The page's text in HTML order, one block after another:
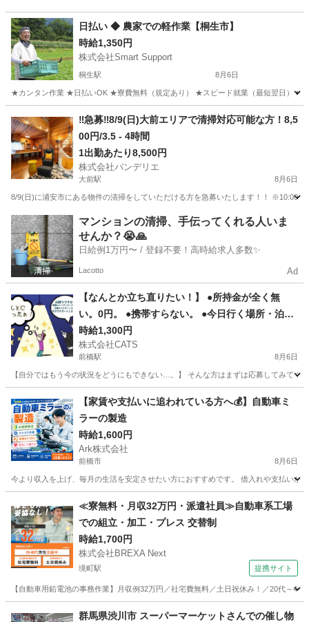
日払い ◆ 農家での軽作業【桐生市】
時給1,350円
株式会社Smart Support
桐生駅 8月6日
★カンタン作業 ★日払いOK ★寮費無料（規定あり） ★スピード就業（最短翌日） ■
桐生駅 仕分け 雑草
‼️急募‼️8/9(日)大前エリアで清掃対応可能な方！8,5
00円/3.5 - 4時間
1出勤あたり8,500円
株式会社バンデリエ
大前駅 8月6日
8/9(日)に浦安市にある物件の清掃をしていただける方を急募いたします！！
群馬 吾妻郡 大前駅 清掃 スタッフ
マンションの清掃、手伝ってくれる人いま
せんか？😭🙏
日給例1万円〜 / 登録不要！高時給求人多数✨
Lacotto Ad
【なんとか立ち直りたい！】 ●所持金が全く無
い。0円。 ●携帯すらない。 ●今日行く場所・泊る
ところが無い。即対応! 状況次第で支援もOK! こ
んな状況でも応募OK!! -前橋
時給1,300円
株式会社CATS
前橋駅 8月6日
【自分ではもう今の状況をどうにもできない…。】 そんな方はまずは応募してみて
前橋駅 仕分け 給料
【家賃や支払いに追われている方へ💰】自動車ミ
ラーの製造
時給1,600円
Ark株式会社
前橋市 8月6日
今より収入を上げ、毎月の生活を安定させたい方におすすめです。 借入れや支払い
工場 自動車
≪寮無料・月収32万円・派遣社員≫自動車系工場
での組立・加工・プレス 交替制
時給1,700円
株式会社BREXA Next
境町駅 提携サイト
【自動車用鉛電池の事務作業】月収例32万円／社宅費無料／土日祝休み！／20代～
境町駅
群馬県渋川市 スーパーマーケットさんでの催し物